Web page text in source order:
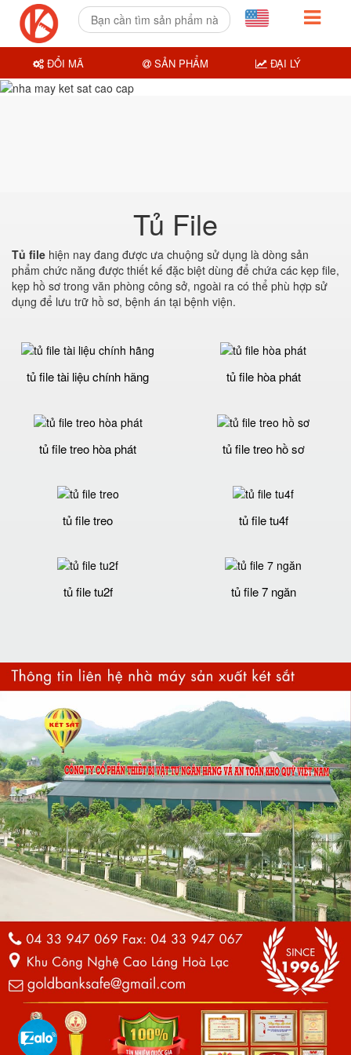
Tủ File
Tủ file hiện nay đang được ưa chuộng sử dụng là dòng sản
phẩm chức năng được thiết kế đặc biệt dùng để chứa các kẹp file,
kẹp hồ sơ trong văn phòng công sở, ngoài ra có thể phù hợp sử
dụng để lưu trữ hồ sơ, bệnh án tại bệnh viện.
tủ file tài liệu chính hãng tủ file hòa phát
tủ file treo hòa phát tủ file treo hồ sơ
tủ file treo tủ file tu4f
tủ file tu2f tủ file 7 ngăn
ĐỔI MÃ SẢN PHẨM ĐẠI LÝ